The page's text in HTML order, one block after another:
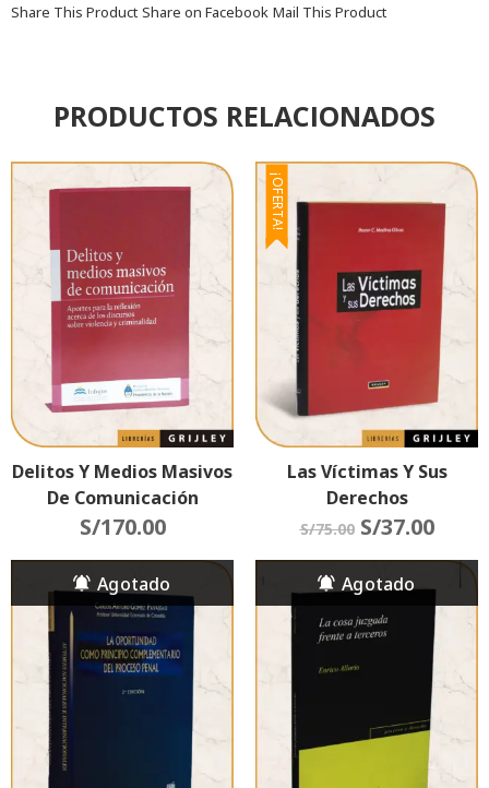
Share This Product Share on Facebook Mail This Product
PRODUCTOS RELACIONADOS
Delitos Y Medios Masivos
De Comunicación
(Aportes Para La
Discursos Sobre Violencia
Y Criminalidad)
S/170.00
¡OFERTA!
Las Víctimas Y Sus
Derechos
S/75.00 S/37.00